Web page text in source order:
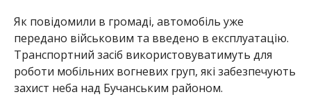
Як повідомили в громаді, автомобіль уже
передано військовим та введено в експлуатацію.
Транспортний засіб використовуватимуть для
роботи мобільних вогневих груп, які забезпечують
захист неба над Бучанським районом.